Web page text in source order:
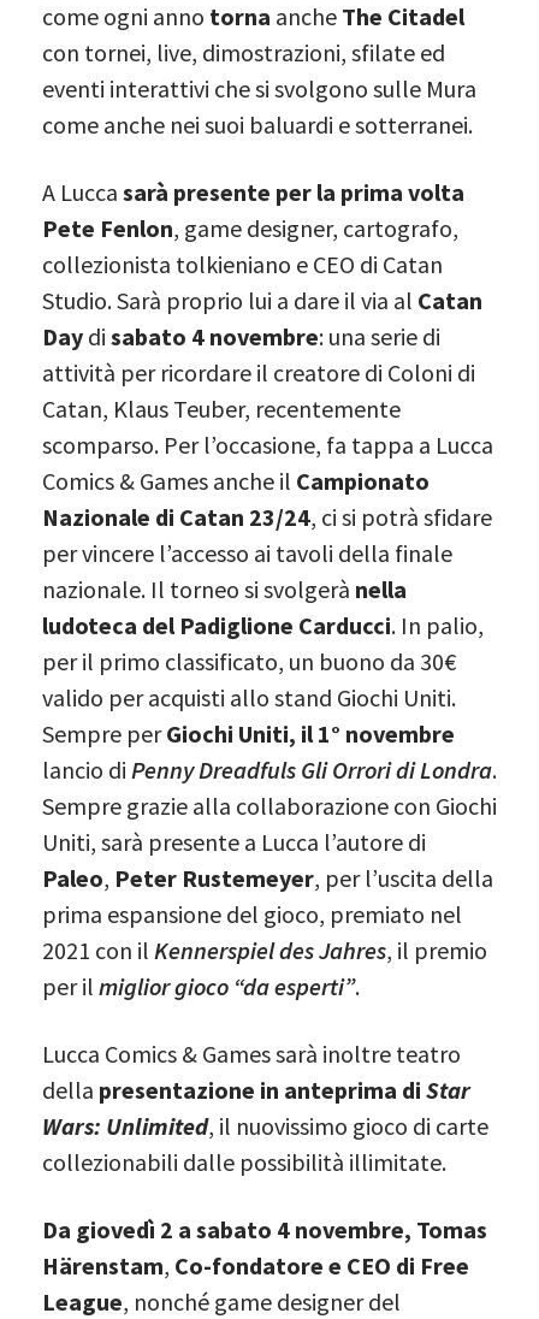
come ogni anno torna anche The Citadel
con tornei, live, dimostrazioni, sfilate ed
eventi interattivi che si svolgono sulle Mura
come anche nei suoi baluardi e sotterranei.
A Lucca sarà presente per la prima volta
Pete Fenlon, game designer, cartografo,
collezionista tolkieniano e CEO di Catan
Studio. Sarà proprio lui a dare il via al Catan
Day di sabato 4 novembre: una serie di
attività per ricordare il creatore di Coloni di
Catan, Klaus Teuber, recentemente
scomparso. Per l’occasione, fa tappa a Lucca
Comics & Games anche il Campionato
Nazionale di Catan 23/24, ci si potrà sfidare
per vincere l’accesso ai tavoli della finale
nazionale. Il torneo si svolgerà nella
ludoteca del Padiglione Carducci. In palio,
per il primo classificato, un buono da 30€
valido per acquisti allo stand Giochi Uniti.
Sempre perGiochi Uniti, il 1° novembre
lancio di Penny Dreadfuls Gli Orrori di Londra.
Sempre grazie alla collaborazione con Giochi
Uniti, sarà presente a Lucca l’autore di
Paleo, Peter Rustemeyer, per l’uscita della
prima espansione del gioco, premiato nel
2021 con il Kennerspiel des Jahres, il premio
per il miglior gioco “da esperti”.
Lucca Comics & Games sarà inoltre teatro
della presentazione in anteprima di Star
Wars: Unlimited, il nuovissimo gioco di carte
collezionabili dalle possibilità illimitate.
Da giovedì 2 a sabato 4 novembre, Tomas
Härenstam, Co-fondatore e CEO di Free
League, nonché game designer del